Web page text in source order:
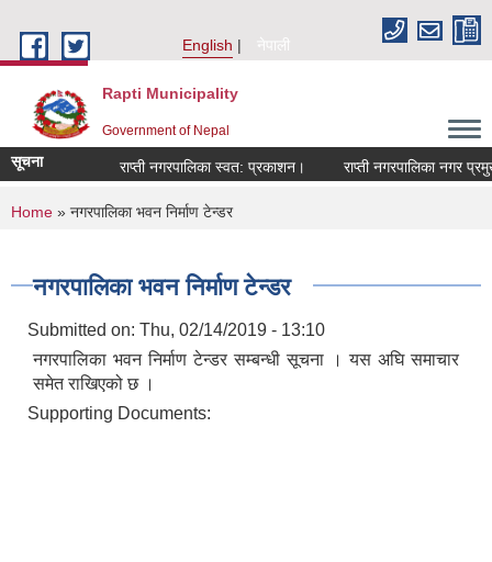
English
नेपाली
Rapti Municipality
Government of Nepal
सूचना राप्ती नगरपालिका स्वत: प्रकाशन। राप्ती नगरपालिका नगर
You are here
Home » नगरपालिका भवन निर्माण टेन्डर
नगरपालिका भवन निर्माण टेन्डर
Submitted on: Thu, 02/14/2019 - 13:10
नगरपालिका भवन निर्माण टेन्डर सम्बन्धी सूचना । यस अघि समाचार
समेत राखिएको छ ।
Supporting Documents: